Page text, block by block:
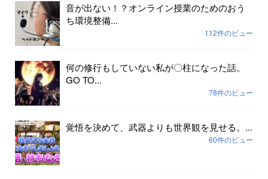
音が出ない！？オンライン授業のためのおう
ち環境整備...
112件のビュー
何の修行もしていない私が〇柱になった話。
GO TO...
78件のビュー
覚悟を決めて、武器よりも世界観を見せる。...
60件のビュー